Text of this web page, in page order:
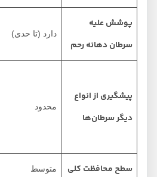
پوشش علیه
سرطان دهانه رحم
دارد (تا حدی)
پیشگیری از انواع
دیگر سرطان‌ها
سطح محافظت کلی متوسط